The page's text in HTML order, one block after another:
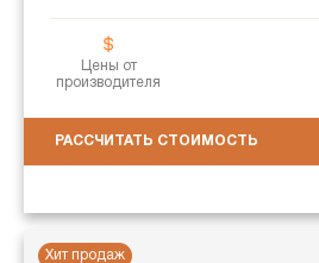
Цены от
производителя
РАССЧИТАТЬ СТОИМОСТЬ
Хит продаж